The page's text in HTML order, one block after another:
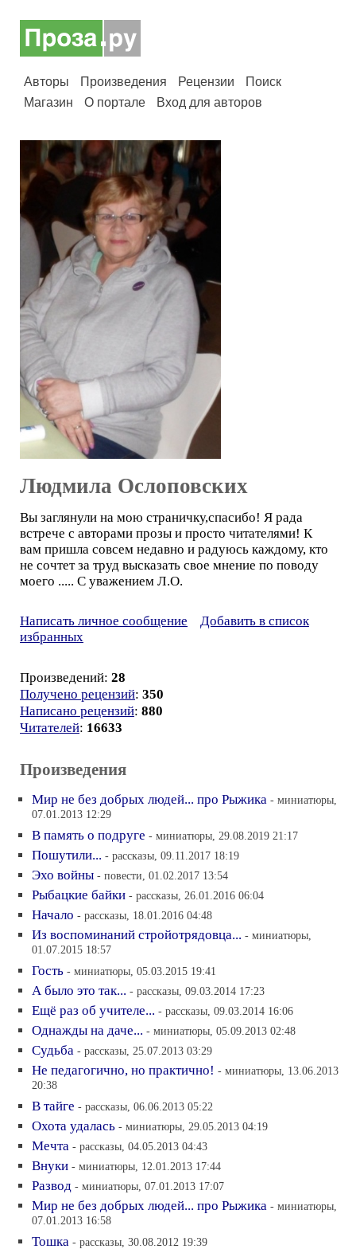
Авторы Произведения Рецензии
Поиск
Магазин
О портале Вход для авторов
Людмила Ослоповских
Вы заглянули на мою страничку,спасибо! Я рада
встрече с авторами прозы и просто читателями! К
вам пришла совсем недавно и радуюсь каждому, кто
не сочтет за труд высказать свое мнение по поводу
моего ..... С уважением Л.О.
Написать личное сообщение
Добавить в список
избранных
Произведений: 28
Получено рецензий: 350
Написано рецензий: 880
Читателей: 16633
Произведения
Мир не без добрых людей... про Рыжика - миниатюры,
07.01.2013 12:29
В память о подруге - миниатюры, 29.08.2019 21:17
Пошутили... - рассказы, 09.11.2017 18:19
Эхо войны - повести, 01.02.2017 13:54
Рыбацкие байки - рассказы, 26.01.2016 06:04
Начало - рассказы, 18.01.2016 04:48
Из воспоминаний стройотрядовца... - миниатюры,
01.07.2015 18:57
Гость - миниатюры, 05.03.2015 19:41
А было это так... - рассказы, 09.03.2014 17:23
Ещё раз об учителе... - рассказы, 09.03.2014 16:06
Однажды на даче... - миниатюры, 05.09.2013 02:48
Судьба - рассказы, 25.07.2013 03:29
Не педагогично, но практично! - миниатюры, 13.06.2013
20:38
В тайге - рассказы, 06.06.2013 05:22
Охота удалась - миниатюры, 29.05.2013 04:19
Мечта - рассказы, 04.05.2013 04:43
Внуки - миниатюры, 12.01.2013 17:44
Развод - миниатюры, 07.01.2013 17:07
Мир не без добрых людей... про Рыжика - миниатюры,
07.01.2013 16:58
Тошка - рассказы, 30.08.2012 19:39